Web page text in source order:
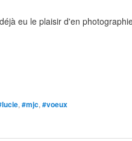
eu le plaisir d'en
, #mjc, #voeux